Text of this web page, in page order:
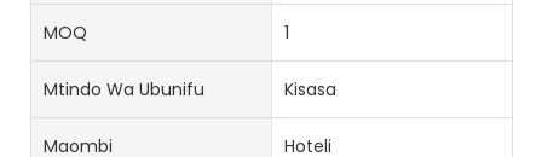
MOQ 1
Mtindo Wa Ubunifu Kisasa
Maombi Hoteli